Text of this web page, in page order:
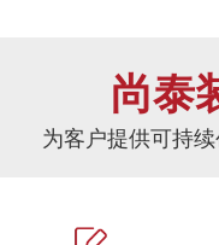
尚泰
为客户提供可持